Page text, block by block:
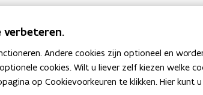
verbeteren.
Andere cookies zijn optioneel en
cookies. Wilt u liever zelf kiezen welke
op Cookievoorkeuren te klikken. Hier